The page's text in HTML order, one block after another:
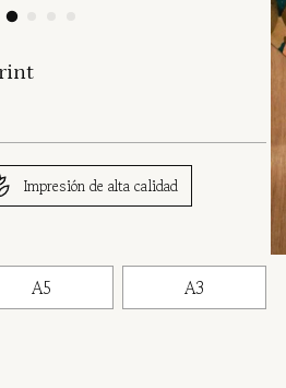
Impresión de alta calidad
A5 A3